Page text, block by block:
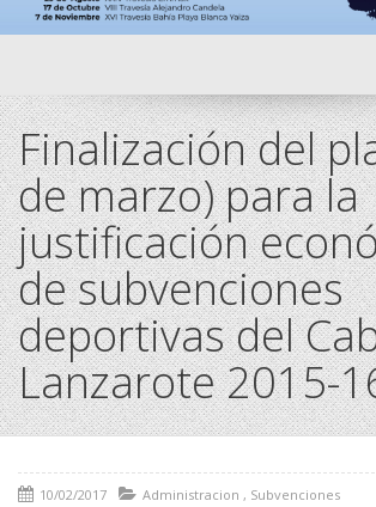
Finalización del
de marzo) para la
justificación
de subvenciones
deportivas del
Lanzarote 2015-
10/02/2017 Administracion , Subvenciones